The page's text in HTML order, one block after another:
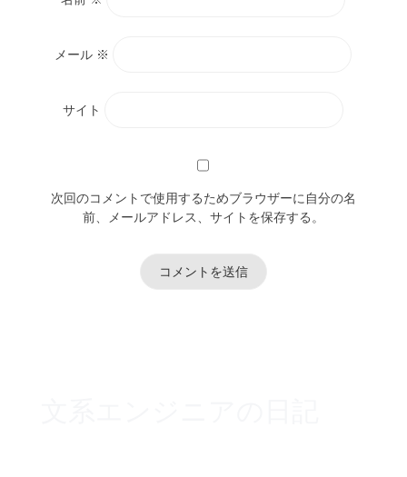
メール ※
サイト
次回のコメントで使用するためブラウザーに自分の名
前、メールアドレス、サイトを保存する。